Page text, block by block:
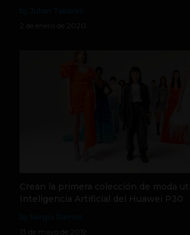
2 de enero de 2020
Crean la primera colección de moda
Inteligencia Artificial del Huawei P30
13 de mayo de 2019